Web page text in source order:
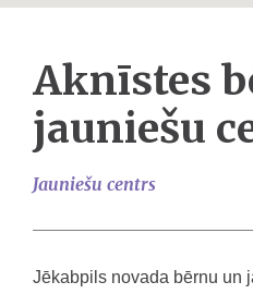
Aknīstes
jauniešu
Jauniešu centrs
Jēkabpils novada bērnu un